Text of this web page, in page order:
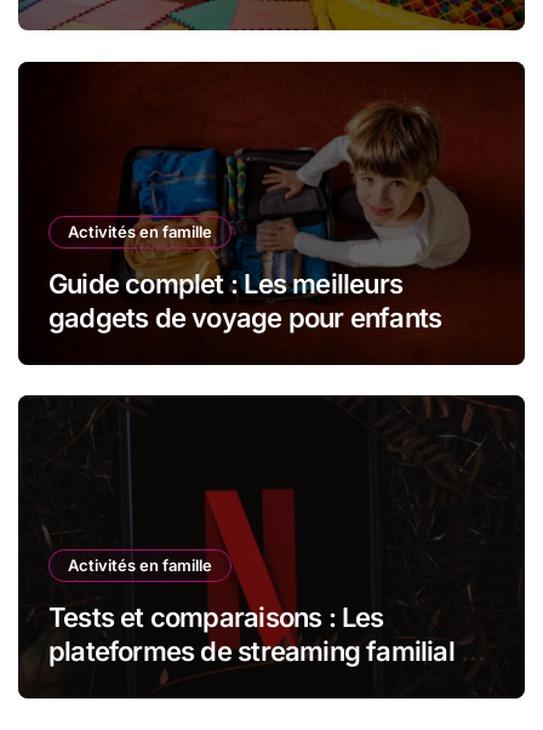
Activités en famille
Guide complet : Les meilleurs
gadgets de voyage pour enfants
Activités en famille
Tests et comparaisons : Les
plateformes de streaming familial –
Netflix Kids vs Disney+